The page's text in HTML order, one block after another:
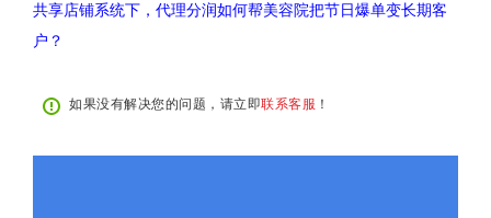
共享店铺系统下，代理分润如何帮美容院把节日爆单变长期客
户？
如果没有解决您的问题，请立即联系客服 ！